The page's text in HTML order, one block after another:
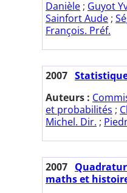
Danièle ; Guyot
Sainfort Aude ;
François. Préf.
2007
Auteurs :
et probabilités ;
Michel. Dir. ;
2007
maths et